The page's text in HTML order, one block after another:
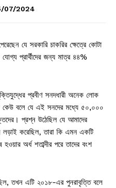
07/2024
যে সরকারি চাকরির ক্ষেত্রে কোটা
প্রার্থীদের জন্য মাত্র ৪৪%
প্রবীণ সনদধারী অনেক লোক
কেউ বলে যে এই সনদের মধ্যে ৫০,০০০
প্রশ্ন উঠেছিল যে আমাদের
লড়াই করেছিল, তারা কি এমন একটি
অর্ধ শতাব্দীর পরে তাদের বংশ
তখন এটি ২০১৮-এর পুনরাবৃত্তি বলে